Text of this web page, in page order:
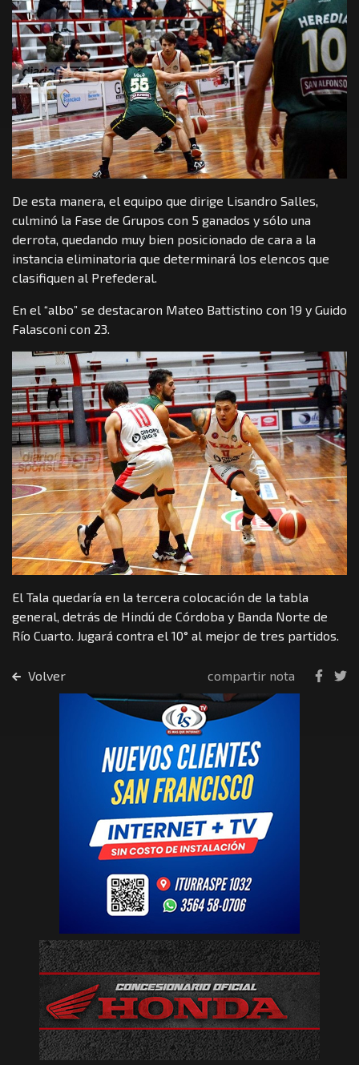
De esta manera, el equipo que dirige Lisandro Salles,
culminó la Fase de Grupos con 5 ganados y sólo una
derrota, quedando muy bien posicionado de cara a la
instancia eliminatoria que determinará los elencos que
clasifiquen al Prefederal.
En el “albo” se destacaron Mateo Battistino con 19 y Guido
Falasconi con 23.
El Tala quedaría en la tercera colocación de la tabla
general, detrás de Hindú de Córdoba y Banda Norte de
Río Cuarto. Jugará contra el 10° al mejor de tres partidos.
Volver compartir nota